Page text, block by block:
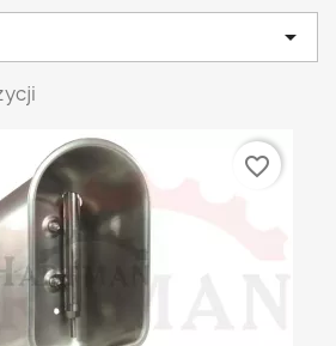

favorite_border